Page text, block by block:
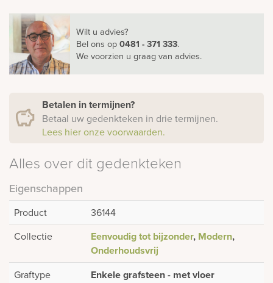
Wilt u advies?
Bel ons op0481 - 371 333.
We voorzien u graag van advies.
Betalen in termijnen?
Betaal uw gedenkteken in drie termijnen.
Lees hier onze voorwaarden.
Alles over dit gedenkteken
Eigenschappen
Product
36144
Collectie
Eenvoudig tot bijzonder, Modern,
Onderhoudsvrij
Graftype Enkele grafsteen - met vloer